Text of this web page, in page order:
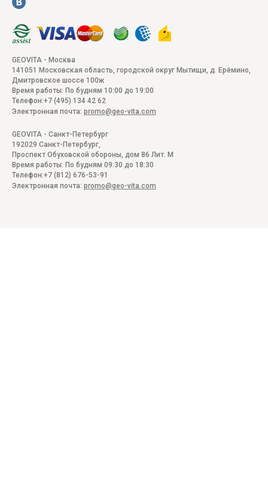
GEOVITA - Москва
141051
Московская область, городской округ Мытищи, д. Ерёмино,
Дмитровское шоссе 100ж
Время работы: По будням 10:00 до 19:00
Телефон:+7 (495) 134 42 62
Электронная почта: promo@geo-vita.com
GEOVITA - Санкт-Петербург
192029 Санкт-Петербург,
Проспект Обуховской обороны, дом 86 Лит. М
Время работы: По будням 09:30 до 18:30
Телефон:+7 (812) 676-53-91
Электронная почта: promo@geo-vita.com